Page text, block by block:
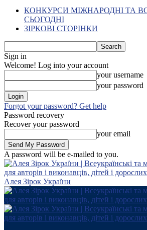
КОНКУРСИ МІЖНАРОДНІ ТА
СЬОГОДНІ
ЗІРКОВІ СТОРІНКИ
Sign in
Welcome! Log into your account
your username
your password
Forgot your password? Get help
Password recovery
Recover your password
your email
A password will be e-mailed to you.
Алея Зірок України